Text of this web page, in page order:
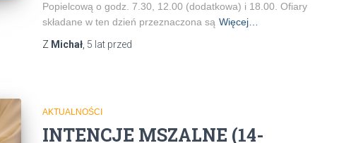
Popielcową o godz. 7.30, 12.00 (dodatkowa) i 18.00. Ofiary
składane w ten dzień przeznaczona są Więcej…
Z Michał 5 lat przed
AKTUALNOŚCI
INTENCJE MSZALNE (14-